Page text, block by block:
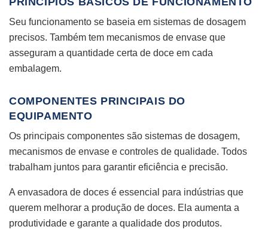
Seu funcionamento se baseia em sistemas de dosagem
precisos. Também tem mecanismos de envase que
asseguram a quantidade certa de doce em cada
embalagem.
COMPONENTES PRINCIPAIS DO
EQUIPAMENTO
Os principais componentes são sistemas de dosagem,
mecanismos de envase e controles de qualidade. Todos
trabalham juntos para garantir eficiência e precisão.
A envasadora de doces é essencial para indústrias que
querem melhorar a produção de doces. Ela aumenta a
produtividade e garante a qualidade dos produtos.